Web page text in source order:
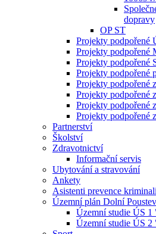
dopravy
OP ST
Projekty podpořené
Projekty podpořené
Projekty podpořené
Projekty podpořené
Projekty podpořené
Projekty podpořené
Projekty podpořené
Projekty podpořené
Partnerství
Školství
Zdravotnictví
Informační servis
Ubytování a stravování
Ankety
Asistenti prevence
Územní plán Dolní
Územní studie ÚS 1
Územní studie ÚS